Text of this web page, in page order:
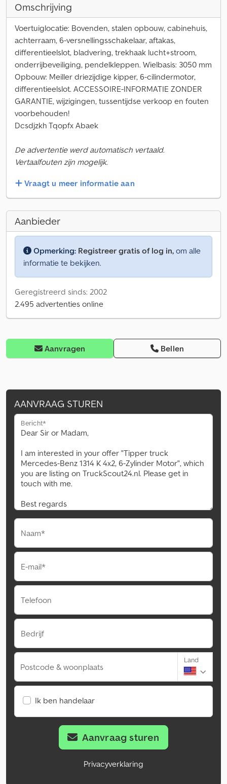
Omschrijving
Voertuiglocatie: Bovenden, stalen opbouw, cabinehuis,
achterraam, 6-versnellingsschakelaar, aftakas,
differentieelslot, bladvering, trekhaak lucht+stroom,
onderrijbeveiliging, pendelkleppen. Wielbasis: 3050 mm
Opbouw: Meiller driezijdige kipper, 6-cilindermotor,
differentieelslot. ACCESSOIRE-INFORMATIE ZONDER
GARANTIE, wijzigingen, tussentijdse verkoop en fouten
voorbehouden!
Dcsdjzkh Tqopfx Abaek
De advertentie werd automatisch vertaald.
Vertaalfouten zijn mogelijk.
Vraagt u meer informatie aan
Aanbieder
Opmerking: Registreer gratis of log in, om alle
informatie te bekijken.
Geregistreerd sinds: 2002
2.495 advertenties online
Aanvragen Bellen
AANVRAAG STUREN
Bericht*
Naam*
E-mail*
Telefoon
Bedrijf
Postcode & woonplaats
Land
Ik ben handelaar
Aanvraag sturen
Privacyverklaring